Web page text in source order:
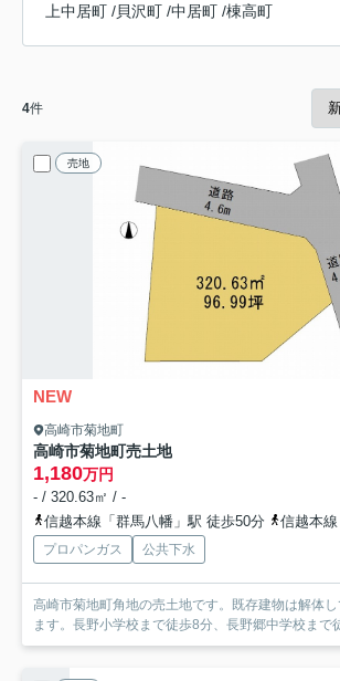
上中居町 /貝沢町 /中居町 /棟高町
4件
売地
NEW
高崎市菊地町
高崎市菊地町売土地
1,180万円
- / 320.63㎡ / -
信越本線「群馬八幡」駅 徒歩50分
信越本線「
プロパンガス 公共下水
高崎市菊地町角地の売土地です。既存建物は解体
ます。長野小学校まで徒歩8分、長野郷中学校まで